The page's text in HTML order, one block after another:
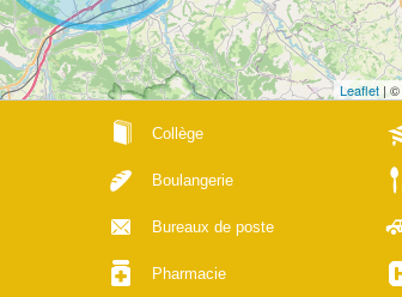
Leaflet | ©
Collège
Boulangerie
Bureaux de poste
Pharmacie